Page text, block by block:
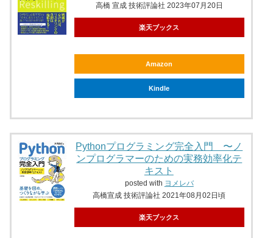
高橋 宣成 技術評論社 2023年07月20日
楽天ブックス
Amazon
Kindle
Pythonプログラミング完全入門 〜ノ
ンプログラマーのための実務効率化テ
キスト
posted with ヨメレバ
高橋宣成 技術評論社 2021年08月02日頃
楽天ブックス